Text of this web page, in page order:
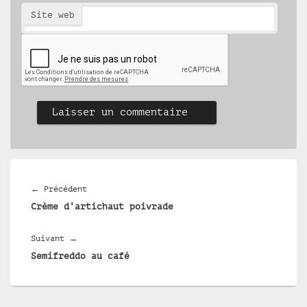
Site web
l’article
← PrécédentArticle
précédent :
Crème d’artichaut poivrade
Suivant →
suivant :
Semifreddo au café